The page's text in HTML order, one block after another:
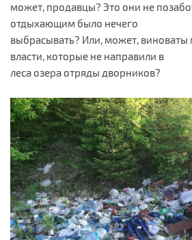
может, продавцы? Это они не
отдыхающим было нечего
выбрасывать? Или, может,
власти, которые не направили в
леса озера отряды дворников?